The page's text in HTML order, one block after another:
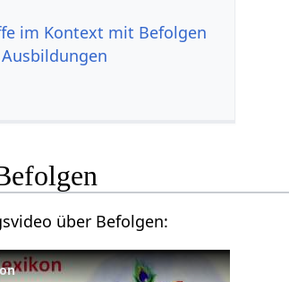
Hier findest du ein Vortragsvideo über Befolgen‏‎: